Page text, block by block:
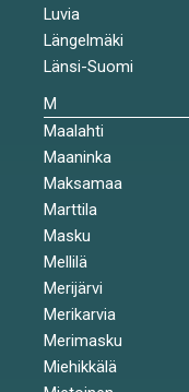
Luvia
Längelmäki
Länsi-Suomi
M
Maalahti
Maaninka
Maksamaa
Marttila
Masku
Mellilä
Merijärvi
Merikarvia
Merimasku
Miehikkälä